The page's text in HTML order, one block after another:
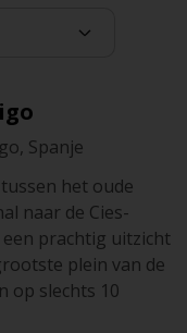
Spanje
het oude
naar de Cies-
een prachtig uitzicht
plein van de
op slechts 10